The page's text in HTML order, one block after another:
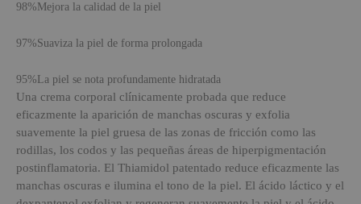
98% Mejora la calidad de la piel
97%Suaviza la piel de forma prolongada
95% La piel se nota profundamente hidratada
Una crema corporal clínicamente probada que reduce
eficazmente la aparición de manchas oscuras y exfolia
suavemente la piel gruesa de las zonas de fricción como las
rodillas, los codos y las pequeñas áreas de hiperpigmentación
postinflamatoria. El Thiamidol patentado reduce eficazmente las
manchas oscuras e ilumina el tono de la piel. El ácido láctico y el